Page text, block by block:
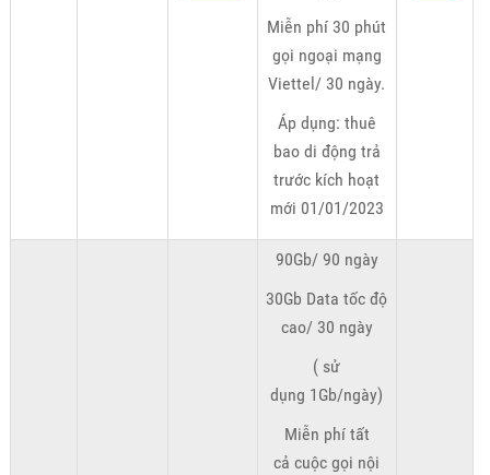
Miễn phí 30 phút
gọi ngoại mạng
Viettel/ 30 ngày.
Áp dụng: thuê
bao di động trả
trước kích hoạt
mới 01/01/2023
90Gb/ 90 ngày
30Gb Data tốc độ
cao/ 30 ngày
( sử
dụng 1Gb/ngày)
Miễn phí tất
cả cuộc gọi nội